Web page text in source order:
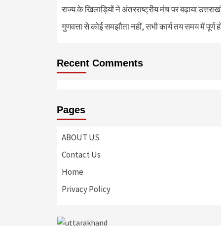
राज्य के खिलाड़ियों ने अंतरराष्ट्रीय मंच पर बढ़ाया
गुणवत्ता से कोई समझौता नहीं, सभी कार्य तय समय में पूर्ण
Recent Comments
Pages
ABOUT US
Contact Us
Home
Privacy Policy